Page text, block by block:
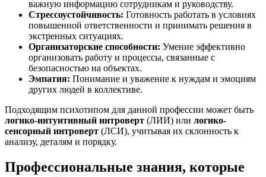
важную информацию сотрудникам и руководству.
Стрессоустойчивость: Готовность работать в условиях
повышенной ответственности и принимать решения в
экстренных ситуациях.
Организаторские способности: Умение эффективно
организовать работу и процессы, связанные с
безопасностью на объектах.
Эмпатия: Понимание и уважение к нуждам и эмоциям
других людей в коллективе.
Подходящим психотипом для данной профессии может быть
логико-интуитивный интроверт (ЛИИ) или логико-
сенсорный интроверт (ЛСИ), учитывая их склонность к
анализу, деталям и порядку.
Профессиональные знания, которые